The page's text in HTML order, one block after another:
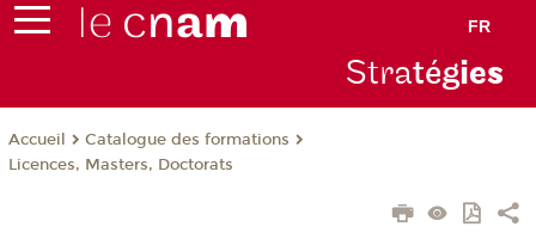
FR
Stratégies
Accueil
Catalogue des formations
Licences, Masters, Doctorats